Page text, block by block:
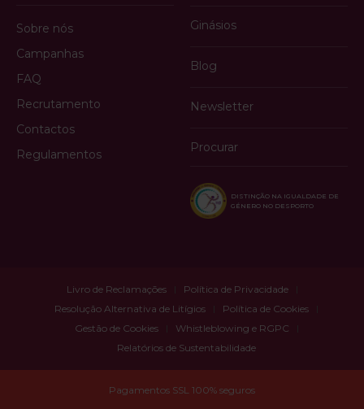
Sobre nós
Campanhas
FAQ
Recrutamento
Contactos
Regulamentos
Ginásios
Blog
Newsletter
Procurar
DISTINÇÃO NA IGUALDADE DE
GÉNERO NO DESPORTO
Livro de Reclamações
Política de Privacidade
Resolução Alternativa de Litígios
Política de Cookies
Gestão de Cookies
Whistleblowing e RGPC
Relatórios de Sustentabilidade
Pagamentos SSL 100% seguros